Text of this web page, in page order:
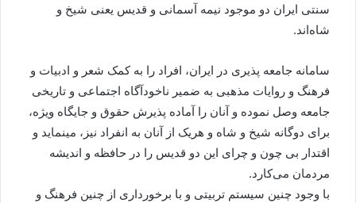
سنتی ایران دو موجود نیمه آسمانی و قدیس یعنی شیخ و
شاه‌اند.
سامانه جامعه پذیری در ایران، افراد را به کمک شعر و ادبیات و
فرهنگ و روایات مذهبی به ضمیر ناخودآگاه اجتماعی و تاریخی
جامعه وصل نموده و آنان را آماده پذیرش حقوق و جایگاه ویژه،
برای دوگانه شیخ و شاه و هریک از آنان به انفراد نیز، مینماید و
اقتدار بی چون و چرای این دو قدیس را در حافظه و اندیشه
مردمان می‌کارد.
با وجود چنین سیستم تربیتی و با برخورداری از چنین فرهنگ و